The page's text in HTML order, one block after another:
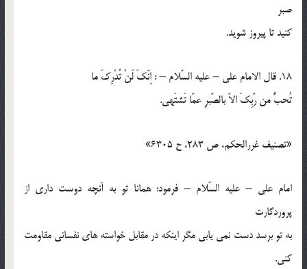
صبر
كنيد تا پيروز شويد.
18. قال الامام علي – عليه السّلام – : اِنّكَ لَنْ تُدْرِكَ ما
تُحبُّ من رّبِكَ الاّ بالصّبرِ عمّا تَشتَهي.
«تصنيف غررالحكم، ص 283، ح 6305»
امام علي – عليه السّلام – فرمود: همانا تو به آنچه دوست داري از
پروردگارت
به تو برسد دست نمي يابي مگر اينكه در مقابل خواسته هاي نفساني مقاومت
كني.